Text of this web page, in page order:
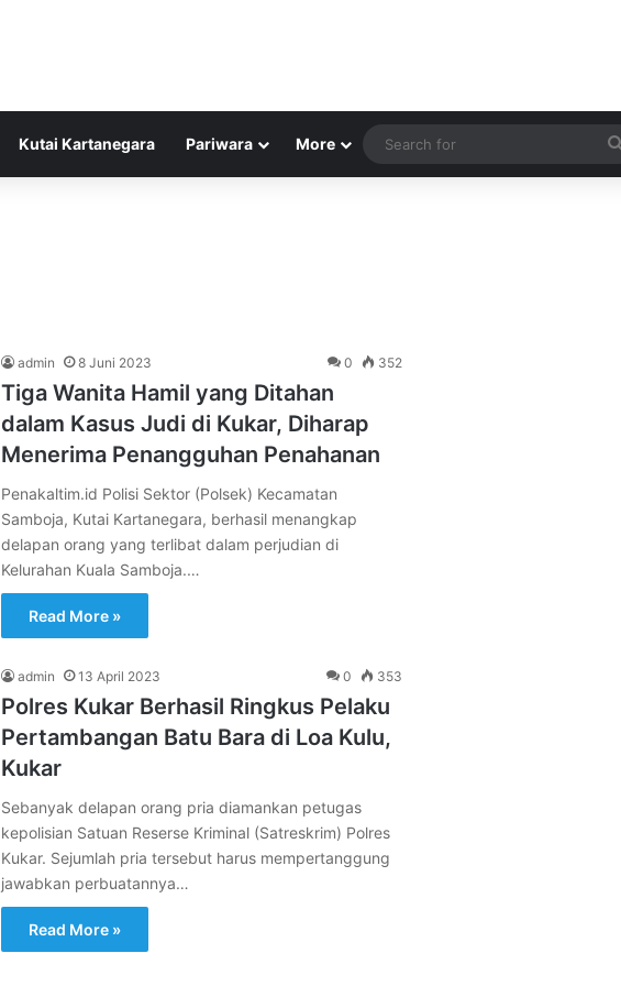
Kutai Kartanegara Pariwara More
admin 8 Juni 2023 0 352
Tiga Wanita Hamil yang Ditahan
dalam Kasus Judi di Kukar, Diharap
Menerima Penangguhan Penahanan
Penakaltim.id Polisi Sektor (Polsek) Kecamatan
Samboja, Kutai Kartanegara, berhasil menangkap
delapan orang yang terlibat dalam perjudian di
Kelurahan Kuala Samboja.…
Read More »
admin 13 April 2023 0 353
Polres Kukar Berhasil Ringkus Pelaku
Pertambangan Batu Bara di Loa Kulu,
Kukar
Sebanyak delapan orang pria diamankan petugas
kepolisian Satuan Reserse Kriminal (Satreskrim) Polres
Kukar. Sejumlah pria tersebut harus mempertanggung
jawabkan perbuatannya…
Read More »